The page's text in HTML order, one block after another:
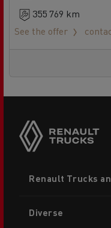
355 769 km
See the offer
menu
Renault Trucks
Diverse